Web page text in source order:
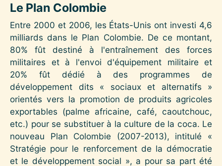
Le Plan Colombie
Entre 2000 et 2006, les États-Unis ont investi 4,6
milliards dans le Plan Colombie. De ce montant,
80% fût destiné à l'entraînement des forces
militaires et à l'envoi d'équipement militaire et
20% fût dédié à des programmes de
développement dits « sociaux et alternatifs »
orientés vers la promotion de produits agricoles
exportables (palme africaine, café, caoutchouc,
etc.) pour se substituer à la culture de la coca. Le
nouveau Plan Colombie (2007-2013), intitulé «
Stratégie pour le renforcement de la démocratie
et le développement social », a pour sa part été